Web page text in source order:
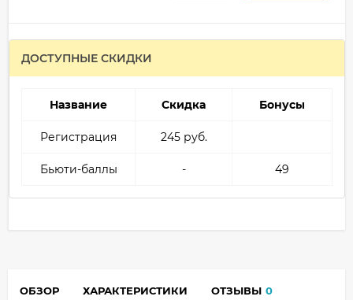
ДОСТУПНЫЕ СКИДКИ
Название Скидка Бонусы
Регистрация 245 руб.
Бьюти-баллы - 49
ОБЗОР ХАРАКТЕРИСТИКИ ОТЗЫВЫ 0